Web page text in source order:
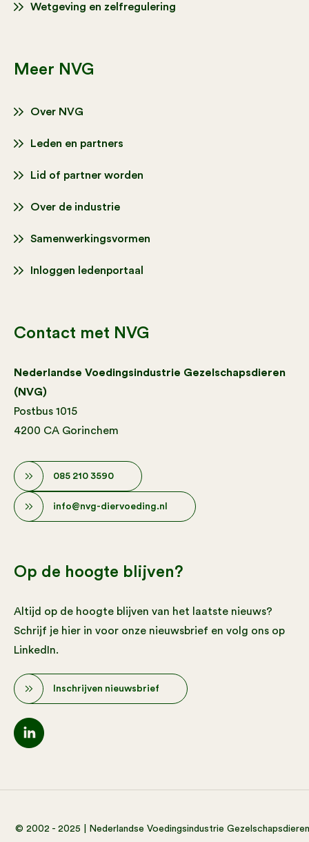
Wetgeving en zelfregulering
Meer NVG
Over NVG
Leden en partners
Lid of partner worden
Over de industrie
Samenwerkingsvormen
Inloggen ledenportaal
Contact met NVG
Nederlandse Voedingsindustrie Gezelschapsdieren
(NVG)
Postbus 1015
4200 CA Gorinchem
085 210 3590
info@nvg-diervoeding.nl
Op de hoogte blijven?
Altijd op de hoogte blijven van het laatste nieuws?
Schrijf je hier in voor onze nieuwsbrief en volg ons op
LinkedIn.
Inschrijven nieuwsbrief
© 2002 - 2025 | Nederlandse Voedingsindustrie